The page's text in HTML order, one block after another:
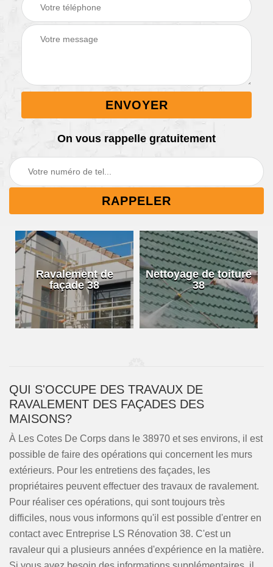
On vous rappelle gratuitement
Ravalement de
façade 38
Nettoyage de toiture
38
QUI S'OCCUPE DES TRAVAUX DE
RAVALEMENT DES FAÇADES DES
MAISONS?
À Les Cotes De Corps dans le 38970 et ses environs, il est
possible de faire des opérations qui concernent les murs
extérieurs. Pour les entretiens des façades, les
propriétaires peuvent effectuer des travaux de ravalement.
Pour réaliser ces opérations, qui sont toujours très
difficiles, nous vous informons qu'il est possible d'entrer en
contact avec Entreprise LS Rénovation 38. C'est un
ravaleur qui a plusieurs années d'expérience en la matière.